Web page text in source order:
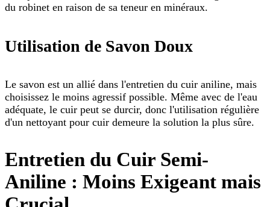
du robinet en raison de sa teneur en minéraux.
Utilisation de Savon Doux
Le savon est un allié dans l'entretien du cuir aniline, mais
choisissez le moins agressif possible. Même avec de l'eau
adéquate, le cuir peut se durcir, donc l'utilisation régulière
d'un nettoyant pour cuir demeure la solution la plus sûre.
Entretien du Cuir Semi-
Aniline : Moins Exigeant mais